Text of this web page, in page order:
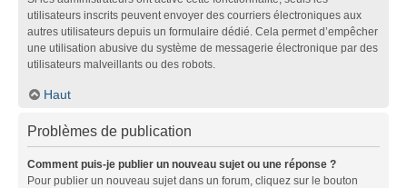
utilisateurs inscrits peuvent envoyer des courriers électroniques aux
autres utilisateurs depuis un formulaire dédié. Cela permet d’empêcher
une utilisation abusive du système de messagerie électronique par des
utilisateurs malveillants ou des robots.
Haut
Problèmes de publication
Comment puis-je publier un nouveau sujet ou une réponse ?
Pour publier un nouveau sujet dans un forum, cliquez sur le bouton